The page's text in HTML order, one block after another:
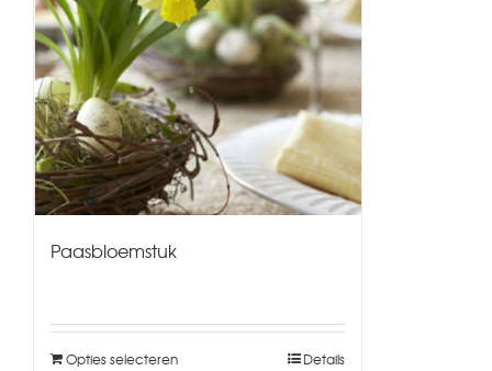
Paasbloemstuk
Opties selecteren Details